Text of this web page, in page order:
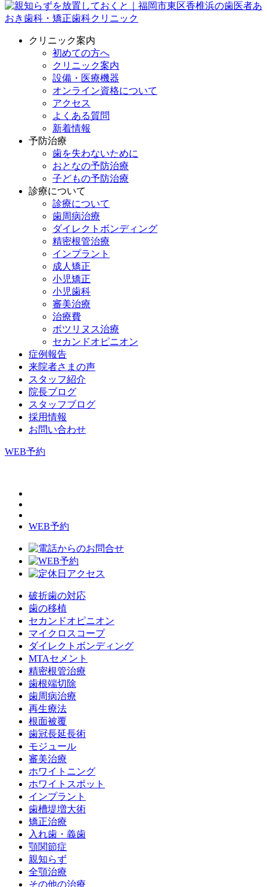
クリニック案内
初めての方へ
クリニック案内
設備・医療機器
オンライン資格について
アクセス
よくある質問
新着情報
予防治療
歯を失わないために
おとなの予防治療
子どもの予防治療
診療について
診療について
歯周病治療
ダイレクトボンディング
精密根管治療
インプラント
成人矯正
小児矯正
小児歯科
審美治療
治療費
ボツリヌス治療
セカンドオピニオン
症例報告
来院者さまの声
スタッフ紹介
院長ブログ
スタッフブログ
採用情報
お問い合わせ
WEB予約
WEB予約
破折歯の対応
歯の移植
セカンドオピニオン
マイクロスコープ
ダイレクトボンディング
MTAセメント
精密根管治療
歯根端切除
歯周病治療
再生療法
根面被覆
歯冠長延長術
モジュール
審美治療
ホワイトニング
ホワイトスポット
インプラント
歯槽堤増大術
矯正治療
入れ歯・義歯
顎関節症
親知らず
全顎治療
その他の治療